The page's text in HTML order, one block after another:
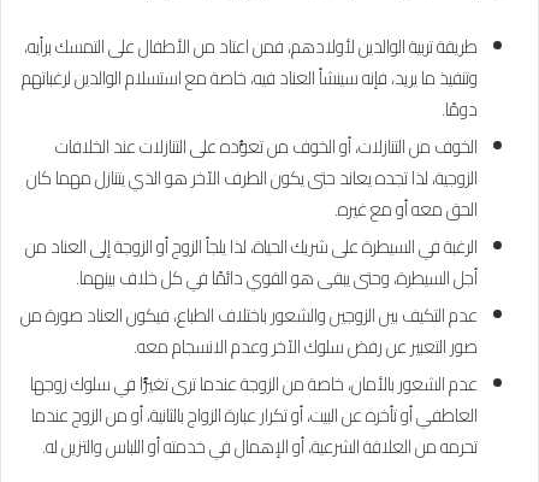
طريقة تربية الوالدين لأولادهم، فمن اعتاد من الأطفال على التمسك برأيه،
وتنفيذ ما يريد، فإنه سينشأ العناد فيه، خاصة مع استسلام الوالدين لرغباتهم
دومًا.
الخوف من التنازلات، أو الخوف من تعوُّده على التنازلات عند الخلافات
الزوجية، لذا تجده يعاند حتى يكون الطرف الآخر هو الذي يتنازل مهما كان
الحق معه أو مع غيره.
الرغبة في السيطرة على شريك الحياة، لذا يلجأ الزوج أو الزوجة إلى العناد من
أجل السيطرة، وحتى يبقى هو القوي دائمًا في كل خلاف بينهما.
عدم التكيف بين الزوجين والشعور باختلاف الطباع، فيكون العناد صورة من
صور التعبير عن رفض سلوك الآخر وعدم الانسجام معه.
عدم الشعور بالأمان، خاصة من الزوجة عندما ترى تغيُّرًا في سلوك زوجها
العاطفي أو تأخره عن البيت، أو تكرار عبارة الزواج بالثانية، أو من الزوج عندما
تحرمه من العلاقة الشرعية، أو الإهمال في خدمته أو اللباس والتزين له.